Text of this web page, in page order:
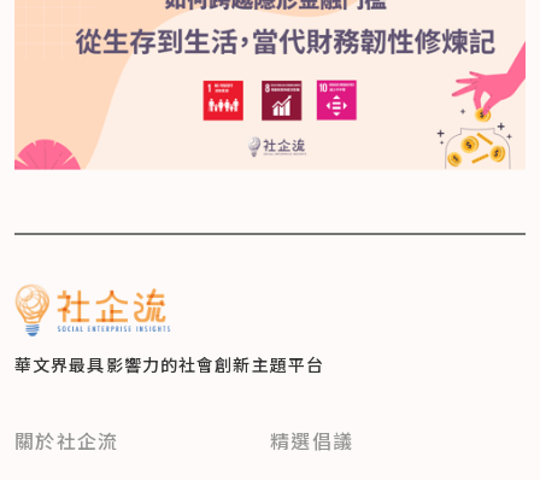
華文界最具影響力的社會創新主題平台
關於社企流 精選倡議